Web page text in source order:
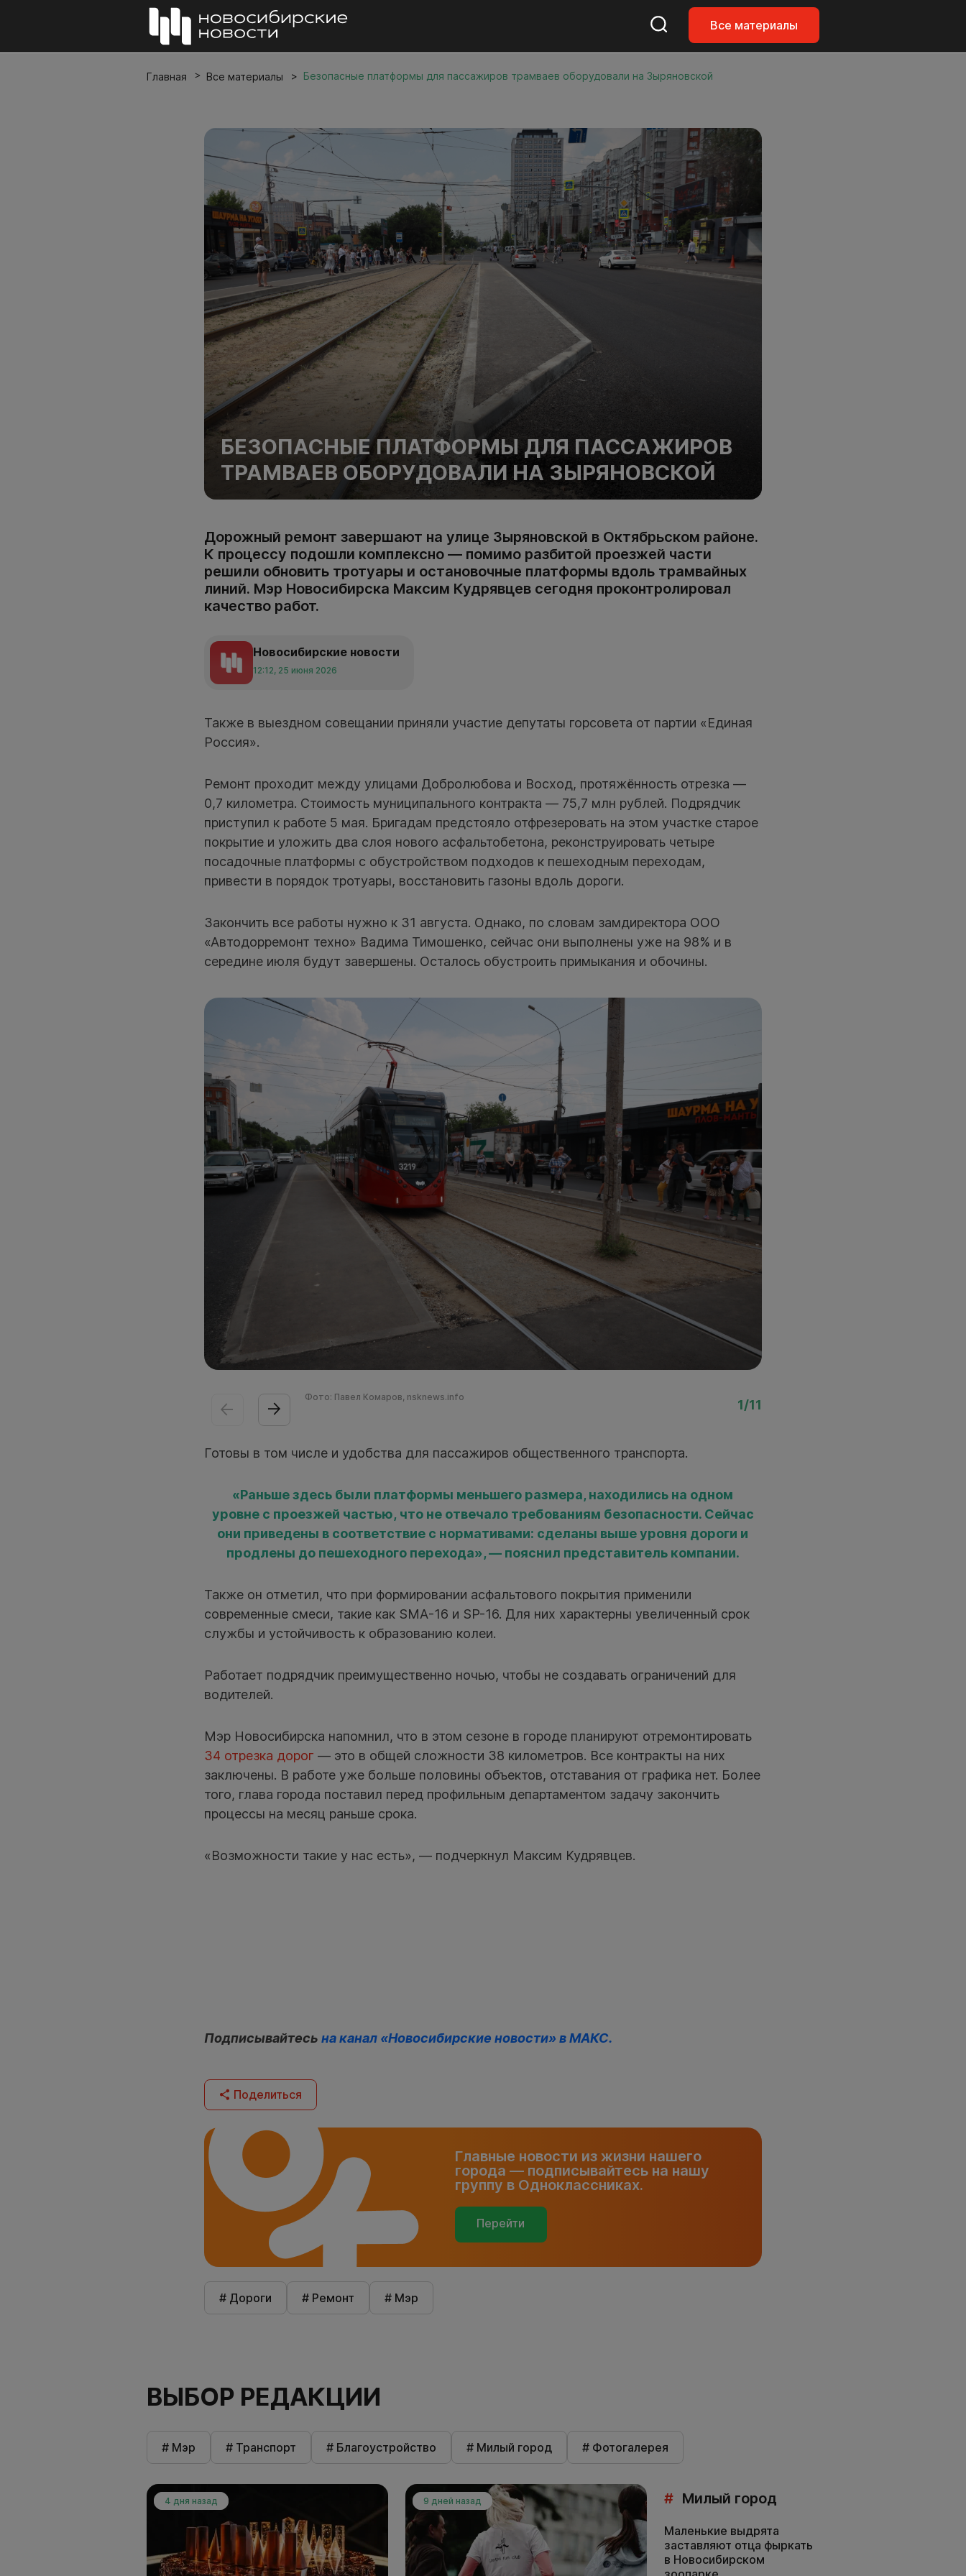
Все материалы
Главная Все материалы Безопасные платформы для пассажиров трамваев оборудовали на Зыряновской
БЕЗОПАСНЫЕ ПЛАТФОРМЫ ДЛЯ ПАССАЖИРОВ
ТРАМВАЕВ ОБОРУДОВАЛИ НА ЗЫРЯНОВСКОЙ
Дорожный ремонт завершают на улице Зыряновской в Октябрьском районе.
К процессу подошли комплексно — помимо разбитой проезжей части
решили обновить тротуары и остановочные платформы вдоль трамвайных
линий. Мэр Новосибирска Максим Кудрявцев сегодня проконтролировал
качество работ.
Новосибирские новости
12:12, 25 июня 2026
Также в выездном совещании приняли участие депутаты горсовета от партии «Единая
Россия».
Ремонт проходит между улицами Добролюбова и Восход, протяжённость отрезка —
0,7 километра. Стоимость муниципального контракта — 75,7 млн рублей. Подрядчик
приступил к работе 5 мая. Бригадам предстояло отфрезеровать на этом участке старое
покрытие и уложить два слоя нового асфальтобетона, реконструировать четыре
посадочные платформы с обустройством подходов к пешеходным переходам,
привести в порядок тротуары, восстановить газоны вдоль дороги.
Закончить все работы нужно к 31 августа. Однако, по словам замдиректора ООО
«Автодорремонт техно» Вадима Тимошенко, сейчас они выполнены уже на 98% и в
середине июля будут завершены. Осталось обустроить примыкания и обочины.
Фото: Павел Комаров, nsknews.info
1/11
Готовы в том числе и удобства для пассажиров общественного транспорта.
«Раньше здесь были платформы меньшего размера, находились на одном
уровне с проезжей частью, что не отвечало требованиям безопасности. Сейчас
они приведены в соответствие с нормативами: сделаны выше уровня дороги и
продлены до пешеходного перехода», — пояснил представитель компании.
Также он отметил, что при формировании асфальтового покрытия применили
современные смеси, такие как SMA-16 и SP-16. Для них характерны увеличенный срок
службы и устойчивость к образованию колеи.
Работает подрядчик преимущественно ночью, чтобы не создавать ограничений для
водителей.
Мэр Новосибирска напомнил, что в этом сезоне в городе планируют отремонтировать
34 отрезка дорог — это в общей сложности 38 километров. Все контракты на них
заключены. В работе уже больше половины объектов, отставания от графика нет. Более
того, глава города поставил перед профильным департаментом задачу закончить
процессы на месяц раньше срока.
«Возможности такие у нас есть», — подчеркнул Максим Кудрявцев.
Подписывайтесь наканал «Новосибирские новости» в МАКС.
Поделиться
Главные новости из жизни нашего
города — подписывайтесь на нашу
группу в Одноклассниках.
Перейти
# Дороги # Ремонт # Мэр
ВЫБОР РЕДАКЦИИ
# Мэр # Транспорт # Благоустройство # Милый город # Фотогалерея
4 дня назад 9 дней назад # Милый город
Маленькие выдрята
заставляют отца фыркать
в Новосибирском